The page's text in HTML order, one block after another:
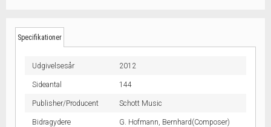
Specifikationer
Udgivelsesår 2012
Sideantal 144
Publisher/Producent Schott Music
Bidragydere G. Hofmann, Bernhard(Composer)